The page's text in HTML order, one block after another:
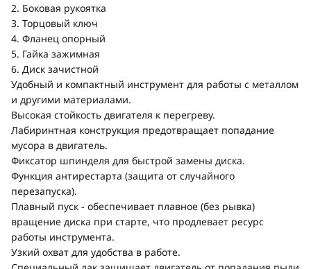
2. Боковая рукоятка
3. Торцовый ключ
4. Фланец опорный
5. Гайка зажимная
6. Диск зачистной
Удобный и компактный инструмент для работы с металлом
и другими материалами.
Высокая стойкость двигателя к перегреву.
Лабиринтная конструкция предотвращает попадание
мусора в двигатель.
Фиксатор шпинделя для быстрой замены диска.
Функция антирестарта (защита от случайного
перезапуска).
Плавный пуск - обеспечивает плавное (без рывка)
вращение диска при старте, что продлевает ресурс
работы инструмента.
Узкий охват для удобства в работе.